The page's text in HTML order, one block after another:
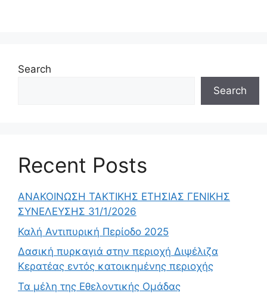
Search
Search
Recent Posts
ΑΝΑΚΟΙΝΩΣΗ ΤΑΚΤΙΚΗΣ ΕΤΗΣΙΑΣ ΓΕΝΙΚΗΣ
ΣΥΝΕΛΕΥΣΗΣ 31/1/2026
Καλή Αντιπυρική Περίοδο 2025
Δασική πυρκαγιά στην περιοχή Διψέλιζα
Κερατέας εντός κατοικημένης περιοχής
Τα μέλη της Εθελοντικής Ομάδας